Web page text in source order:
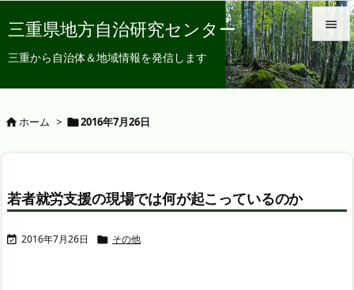


メニュ
三重県地方自治研究センター
三重から自治体＆地域情報を発信します
ホーム > 2016年7月26日
若者就労支援の現場では何が起こっているのか
 2016年7月26日  その他